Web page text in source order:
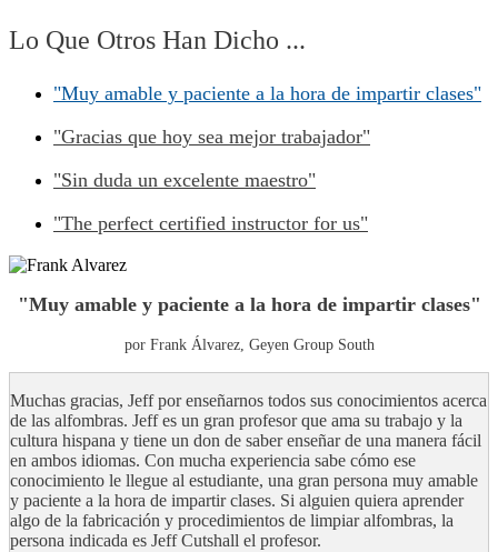
Lo Que Otros Han Dicho ...
"Muy amable y paciente a la hora de impartir clases"
"Gracias que hoy sea mejor trabajador"
"Sin duda un excelente maestro"
"The perfect certified instructor for us"
"Muy amable y paciente a la hora de impartir clases"
por Frank Álvarez, Geyen Group South
Muchas gracias, Jeff por enseñarnos todos sus conocimientos acerca
de las alfombras. Jeff es un gran profesor que ama su trabajo y la
cultura hispana y tiene un don de saber enseñar de una manera fácil
en ambos idiomas. Con mucha experiencia sabe cómo ese
conocimiento le llegue al estudiante, una gran persona muy amable
y paciente a la hora de impartir clases. Si alguien quiera aprender
algo de la fabricación y procedimientos de limpiar alfombras, la
persona indicada es Jeff Cutshall el profesor.